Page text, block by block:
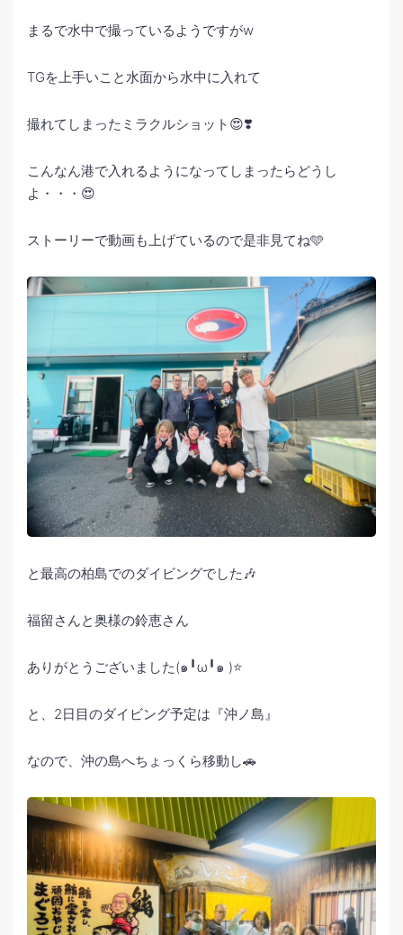
まるで水中で撮っているようですがw
TGを上手いこと水面から水中に入れて
撮れてしまったミラクルショット😍❣️
こんなん港で入れるようになってしまったらどうし
よ・・・😍
ストーリーで動画も上げているので是非見てね🩵
と最高の柏島でのダイビングでした🎶
福留さんと奥様の鈴恵さん
ありがとうございました(๑╹ω╹๑ )⭐️
と、2日目のダイビング予定は『沖ノ島』
なので、沖の島へちょっくら移動し🚗